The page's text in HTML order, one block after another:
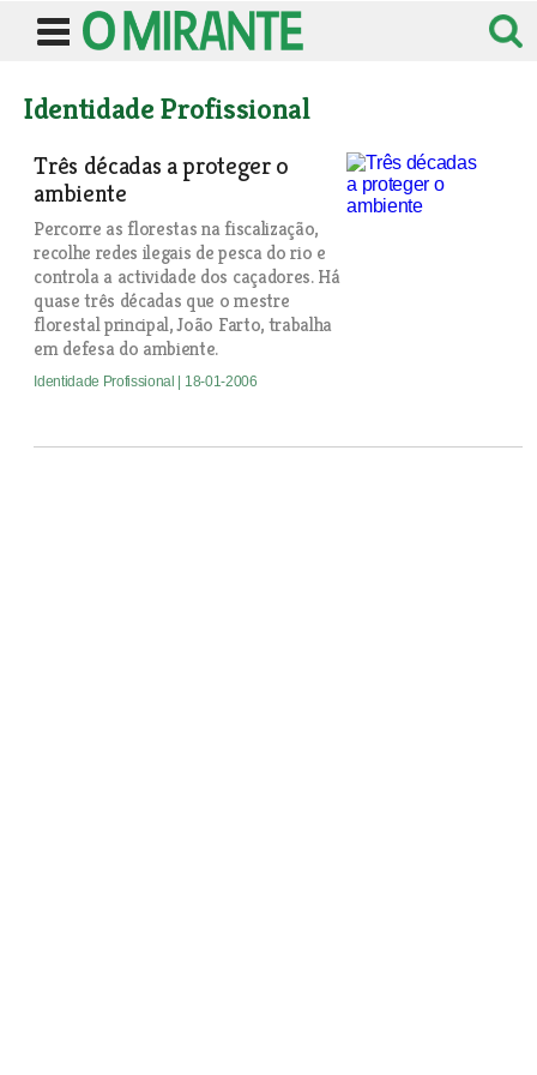
Identidade Profissional
Três décadas a proteger o
ambiente
Percorre as florestas na fiscalização,
recolhe redes ilegais de pesca do rio e
controla a actividade dos caçadores. Há
quase três décadas que o mestre
florestal principal, João Farto, trabalha
em defesa do ambiente.
Identidade Profissional | 18-01-2006